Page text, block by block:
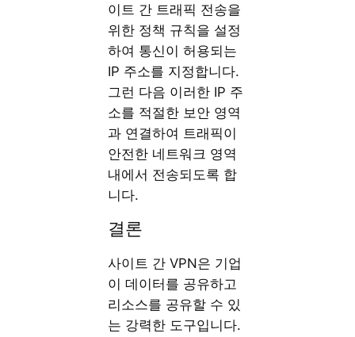
이트 간 트래픽 전송을
위한 정책 규칙을 설정
하여 통신이 허용되는
IP 주소를 지정합니다.
그런 다음 이러한 IP 주
소를 적절한 보안 영역
과 연결하여 트래픽이
안전한 네트워크 영역
내에서 전송되도록 합
니다.
결론
사이트 간 VPN은 기업
이 데이터를 공유하고
리소스를 공유할 수 있
는 강력한 도구입니다.